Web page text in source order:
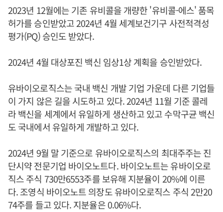
2023년 12월에는 기존 유비콜을 개량한 '유비콜-에스' 품목
허가를 승인받았고 2024년 4월 세계보건기구 사전적격성
평가(PQ) 승인도 받았다.
2024년 4월 대상포진 백신 임상1상 계획을 승인받았다.
유바이오로직스는 국내 백신 개발 기업 가운데 다른 기업들
이 가지 않은 길을 시도하고 있다. 2024년 11월 기준 콜레
라 백신을 세계에서 유일하게 생산하고 있고 수막구균 백신
도 국내에서 유일하게 개발하고 있다.
2024년 9월 말 기준으로 유바이오로직스의 최대주주는 진
단시약 전문기업 바이오노트다. 바이오노트는 유바이오로
직스 주식 730만6553주를 보유해 지분율이 20%에 이른
다. 조영식 바이오노트 의장도 유바이오로직스 주식 2만20
74주를 들고 있다. 지분율은 0.06%다.